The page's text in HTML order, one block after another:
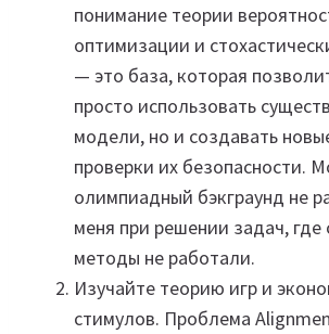
понимание теории
оптимизации и
— это база, которая
просто использовать
модели, но и создавать
проверки их безопасности.
олимпиадный бэкграунд не
меня при решении задач, где
методы не работали.
Изучайте теорию игр и
стимулов. Проблема